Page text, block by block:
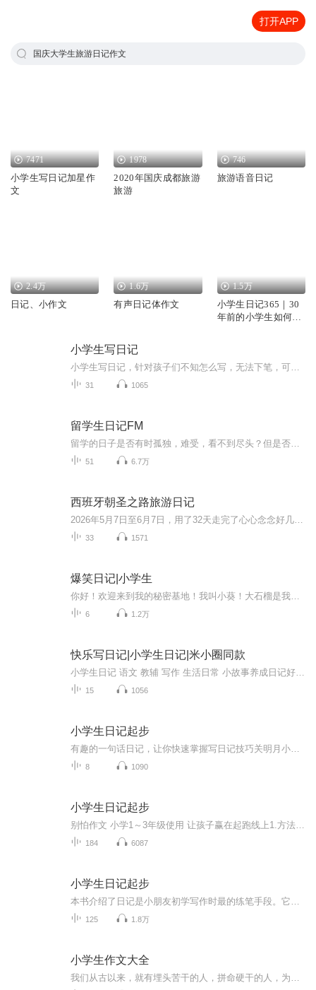
打开APP
国庆大学生旅游日记作文
7471
小学生写日记加星作
文
1978
2020年国庆成都旅游
旅游
746
旅游语音日记
2.4万
日记、小作文
1.6万
有声日记体作文
1.5万
小学生日记365｜30
年前的小学生如何写
小学生写日记
31 1065
留学生日记FM
51 6.7万
西班牙朝圣之路旅游日记
33 1571
爆笑日记|小学生
6 1.2万
快乐写日记|小学生日记|米小圈同款
15 1056
小学生日记起步
8 1090
小学生日记起步
184 6087
小学生日记起步
125 1.8万
小学生作文大全